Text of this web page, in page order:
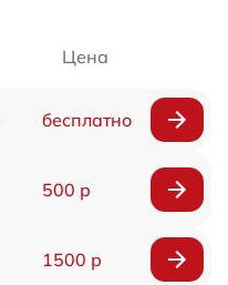
Цена
бесплатно
500 р
1500 р